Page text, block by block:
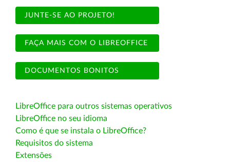
JUNTE-SE AO PROJETO!
FAÇA MAIS COM O LIBREOFFICE
DOCUMENTOS BONITOS
LibreOffice para outros sistemas operativos
LibreOffice no seu idioma
Como é que se instala o LibreOffice?
Requisitos do sistema
Extensões